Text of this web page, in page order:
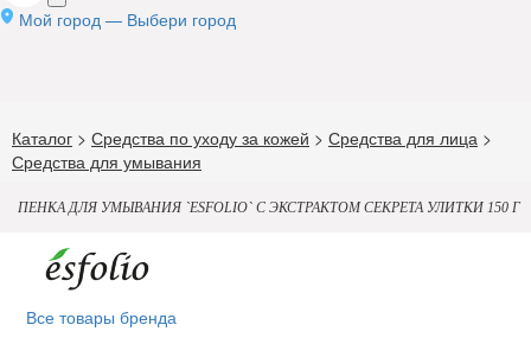
Мой город — Выбери город
Каталог > Средства по уходу за кожей > Средства для лица >
Средства для умывания
ПЕНКА ДЛЯ УМЫВАНИЯ `ESFOLIO` С ЭКСТРАКТОМ СЕКРЕТА УЛИТКИ 150 Г
Все товары бренда